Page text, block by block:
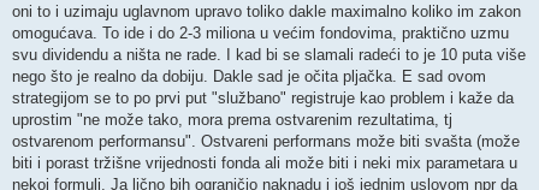
oni to i uzimaju uglavnom upravo toliko dakle maximalno koliko im zakon
omogućava. To ide i do 2-3 miliona u većim fondovima, praktično uzmu
svu dividendu a ništa ne rade. I kad bi se slamali radeći to je 10 puta više
nego što je realno da dobiju. Dakle sad je očita pljačka. E sad ovom
strategijom se to po prvi put "službano" registruje kao problem i kaže da
uprostim "ne može tako, mora prema ostvarenim rezultatima, tj
ostvarenom performansu". Ostvareni performans može biti svašta (može
biti i porast tržišne vrijednosti fonda ali može biti i neki mix parametara u
nekoj formuli. Ja lično bih ograničio naknadu i još jednim uslovom npr da